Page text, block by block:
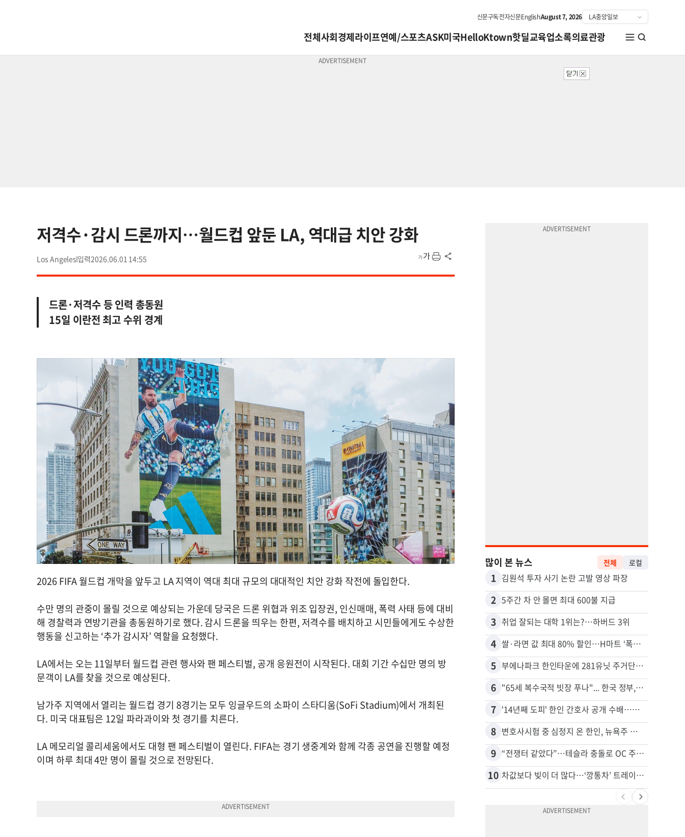
신문구독전자신문EnglishAugust 7, 2026
전체사회경제라이프연예/스포츠ASK미국HelloKtown핫딜교육업소록의료관광
저격수·감시 드론까지…월드컵 앞둔 LA, 역대급 치안 강화
Los Angeles 2026.06.01 14:55
드론·저격수 등 인력 총동원
15일 이란전 최고 수위 경계
2026 FIFA 월드컵 개막을 앞두고 LA 지역이 역대 최대 규모의 대대적인 치안 강화 작전에 돌입한다.
수만 명의 관중이 몰릴 것으로 예상되는 가운데 당국은 드론 위협과 위조 입장권, 인신매매, 폭력 사태 등에 대비
해 경찰력과 연방기관을 총동원하기로 했다. 감시 드론을 띄우는 한편, 저격수를 배치하고 시민들에게도 수상한
행동을 신고하는 ‘추가 감시자’ 역할을 요청했다.
LA에서는 오는 11일부터 월드컵 관련 행사와 팬 페스티벌, 공개 응원전이 시작된다. 대회 기간 수십만 명의 방
문객이 LA를 찾을 것으로 예상된다.
남가주 지역에서 열리는 월드컵 경기 8경기는 모두 잉글우드의 소파이 스타디움(SoFi Stadium)에서 개최된
다. 미국 대표팀은 12일 파라과이와 첫 경기를 치른다.
LA 메모리얼 콜리세움에서도 대형 팬 페스티벌이 열린다. FIFA는 경기 생중계와 함께 각종 공연을 진행할 예정
이며 하루 최대 4만 명이 몰릴 것으로 전망된다.
많이 본 뉴스 전체 로컬
1 김원석 투자 사기 논란 고발 영상 파장
2 5주간 차 안 몰면 최대 600불 지급
3 취업 잘되는 대학 1위는?…하버드 3위
4 쌀·라면 값 최대 80% 할인…H마트 ‘폭탄 세일’
5 부에나파크 한인타운에 281유닛 주거단지 들어선다
6 "65세 복수국적 빗장 푸나"... 한국 정부, 연령 완화 전면 추진
7 '14년째 도피' 한인 간호사 공개 수배…메디케어 사기 유죄
8 변호사시험 중 심정지 온 한인, 뉴욕주 제소
9 “전쟁터 같았다”…테슬라 충돌로 OC 주택 4채 파손
10 차값보다 빚이 더 많다…‘깡통차’ 트레이드인 급증